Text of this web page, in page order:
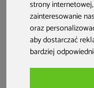
strony internetowej
zainteresowanie
oraz
aby dostarczać
bardziej
Sauna fińska
Nordum Solea
Edge 5-osobowa
czarna
13 499 zł
12 799 zł
darmowa dostawa
6
6